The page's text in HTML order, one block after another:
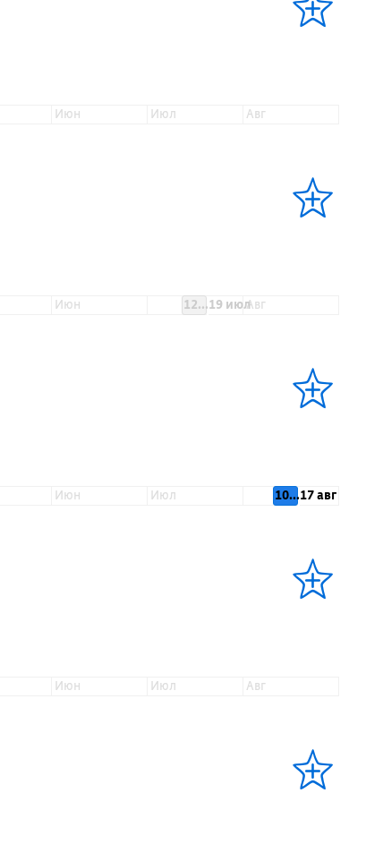
июн июл авг
июн авг
12...19 июл
июн июл 10...17 авг
июн июл авг